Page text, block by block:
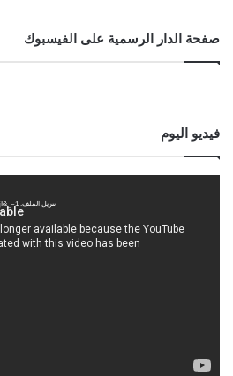
صفحة الدار الرسمية على الفيسبوك
فيديو اليوم
تنزيل الملف: https://www.youtube.com/watch?v=FJdj7tk_7jI&_=1